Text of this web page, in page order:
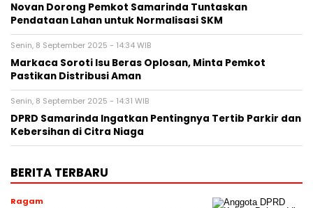
Novan Dorong Pemkot Samarinda Tuntaskan
Pendataan Lahan untuk Normalisasi SKM
Senin, 8 September 2025 - 14:34 WIB
Markaca Soroti Isu Beras Oplosan, Minta Pemkot
Pastikan Distribusi Aman
Senin, 8 September 2025 - 14:31 WIB
DPRD Samarinda Ingatkan Pentingnya Tertib Parkir dan
Kebersihan di Citra Niaga
BERITA TERBARU
Ragam